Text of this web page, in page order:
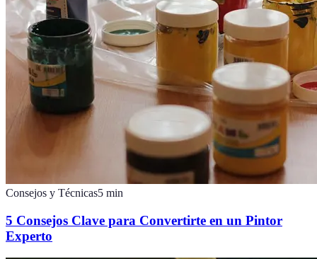
Consejos y Técnicas5 min
5 Consejos Clave para Convertirte en un Pintor
Experto